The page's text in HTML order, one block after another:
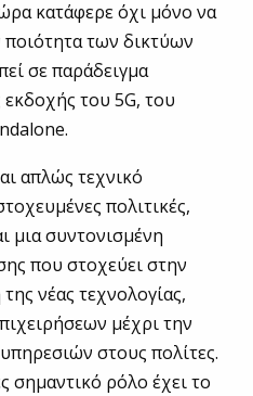
κατάφερε όχι μόνο να
ποιότητα των δικτύων
σε παράδειγμα
του 5G, του
απλώς τεχνικό
πολιτικές,
μια συντονισμένη
που στοχεύει στην
νέας τεχνολογίας,
μέχρι την
στους πολίτες.
σημαντικό ρόλο έχει το